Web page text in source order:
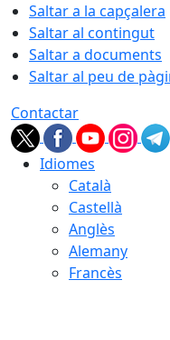
Saltar a la capçalera
Saltar al contingut
Saltar a documents
Saltar al peu de
Contactar
Idiomes
Català
Castellà
Anglès
Alemany
Francès